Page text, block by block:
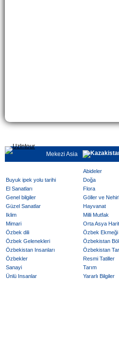
Mekezi Asia
Abideler
Buyuk ipek yolu tarihi
Doğa
El Sanatları
Flora
Genel bilgiler
Göller ve
Güzel Sanatlar
Hayvanat
Iklim
Milli Mutfak
Mimari
Orta Asya
Özbek dili
Özbek Ekmeği
Özbek Gelenekleri
Özbekistan
Özbekistan Insanları
Özbekistan
Özbekler
Resmi Tatiller
Sanayi
Tarım
Ünlü Insanlar
Yararlı Bilgiler